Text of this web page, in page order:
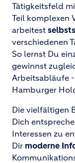
Tätigkeitsfeld
Teil komplexen
arbeitest
verschiedenen
So lernst Du
gewinnst
Arbeitsabläufe
Hamburger
Die vielfältigen
Dich
Interessen zu
Dir moderne